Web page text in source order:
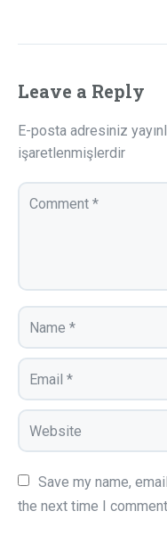
Leave a Reply
E-posta adresiniz
işaretlenmişlerdir
Save my name,
the next time I comment.